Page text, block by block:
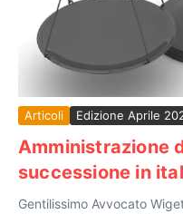
Articoli Edizione Aprile
Amministrazione
successione in
Gentilissimo Avvocato